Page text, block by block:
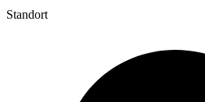
Standort